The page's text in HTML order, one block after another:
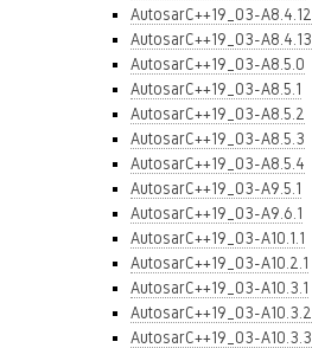
AutosarC++19_03-A8.4.12
AutosarC++19_03-A8.4.13
AutosarC++19_03-A8.5.0
AutosarC++19_03-A8.5.1
AutosarC++19_03-A8.5.2
AutosarC++19_03-A8.5.3
AutosarC++19_03-A8.5.4
AutosarC++19_03-A9.5.1
AutosarC++19_03-A9.6.1
AutosarC++19_03-A10.1.1
AutosarC++19_03-A10.2.1
AutosarC++19_03-A10.3.1
AutosarC++19_03-A10.3.2
AutosarC++19_03-A10.3.3